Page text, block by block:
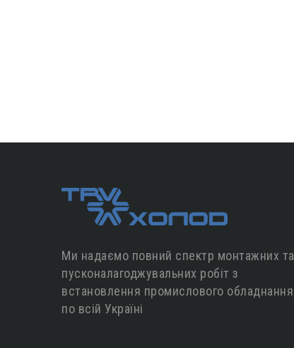
Ми надаємо повний спектр монтажних та
пусконалагоджувальних робіт з
встановлення промислового обладнання
по всій Україні